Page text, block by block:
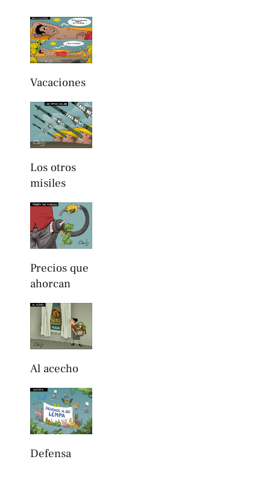
Vacaciones
Los otros
misiles
Precios que
ahorcan
Al acecho
Defensa